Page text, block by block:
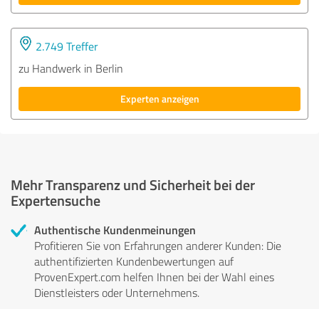
2.749 Treffer
zu Handwerk in Berlin
Experten anzeigen
Mehr Transparenz und Sicherheit bei der
Expertensuche
Authentische Kundenmeinungen
Profitieren Sie von Erfahrungen anderer Kunden: Die
authentifizierten Kundenbewertungen auf
ProvenExpert.com helfen Ihnen bei der Wahl eines
Dienstleisters oder Unternehmens.